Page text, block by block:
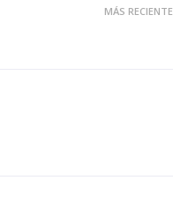
MÁS RECIENTE